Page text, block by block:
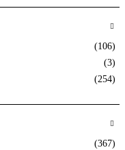
(106)
(3)
(254)
(367)